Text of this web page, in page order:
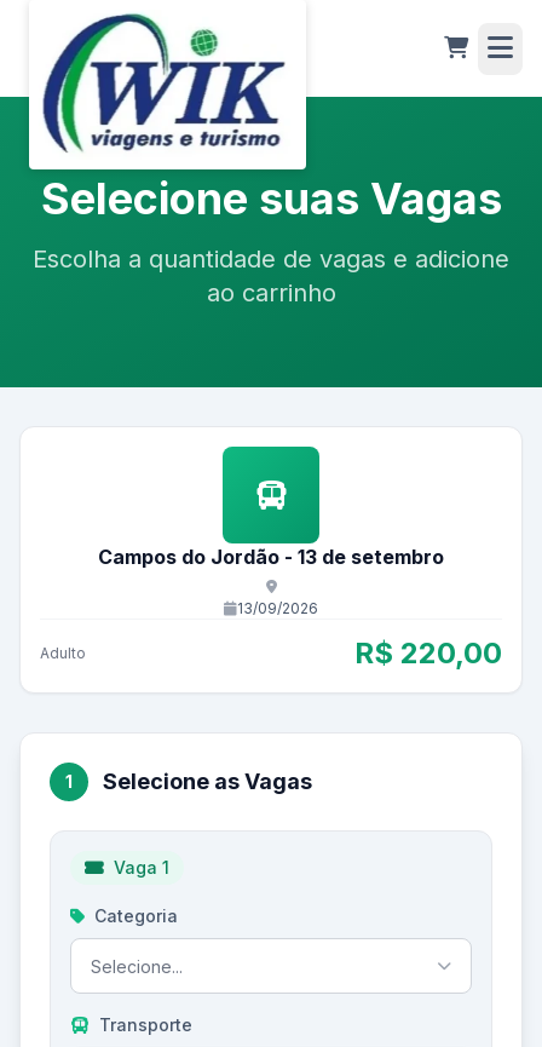
Selecione suas Vagas
Escolha a quantidade de vagas e adicione
ao carrinho
Campos do Jordão - 13 de setembro
13/09/2026
Adulto R$ 220,00
1 Selecione as Vagas
Vaga 1
Categoria
Selecione...
Transporte